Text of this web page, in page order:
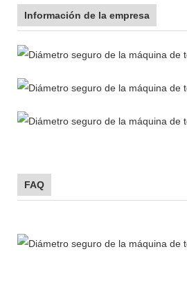
Información de la empresa
FAQ